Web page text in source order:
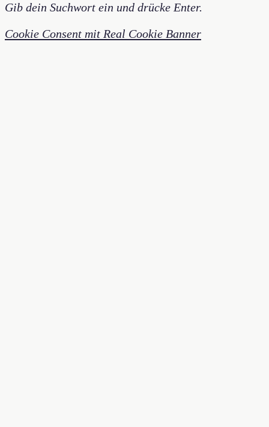
Gib dein Suchwort ein und drücke Enter.
Cookie Consent mit Real Cookie Banner